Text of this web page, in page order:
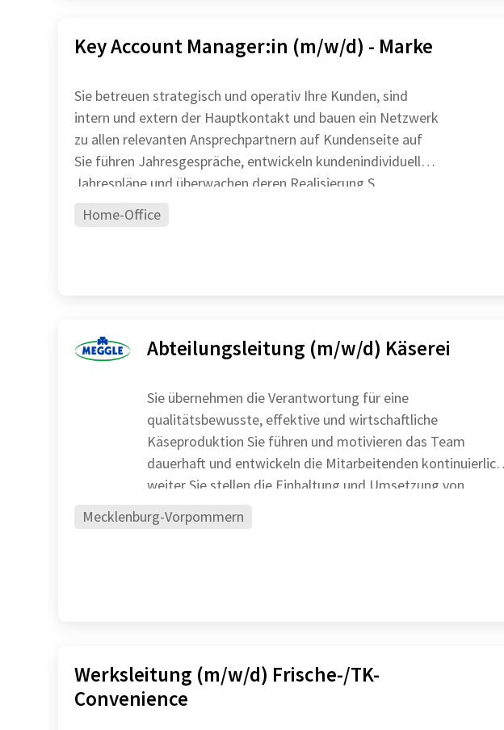
Key Account Manager:in (m/w/d) - Marke
Sie betreuen strategisch und operativ Ihre Kunden, sind
intern und extern der Hauptkontakt und bauen ein Netzwerk
zu allen relevanten Ansprechpartnern auf Kundenseite auf
Sie führen Jahresgespräche, entwickeln kundenindividuelle
Jahrespläne und überwachen deren Realisierung S
Home-Office
Abteilungsleitung (m/w/d) Käserei
Sie übernehmen die Verantwortung für eine
qualitätsbewusste, effektive und wirtschaftliche
Käseproduktion Sie führen und motivieren das Team
dauerhaft und entwickeln die Mitarbeitenden kontinuierlich
weiter Sie stellen die Einhaltung und Umsetzung von
Mecklenburg-Vorpommern
Werksleitung (m/w/d) Frische-/TK-
Convenience